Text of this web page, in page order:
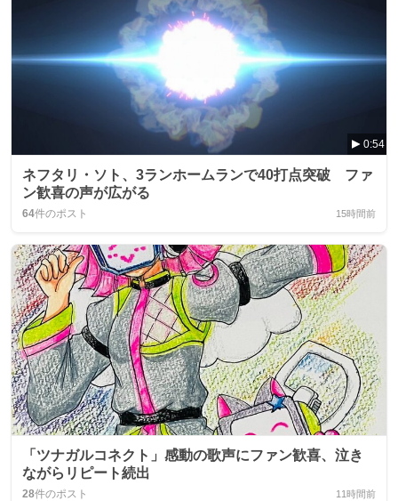
0:54
ネフタリ・ソト、3ランホームランで40打点突破 ファ
ン歓喜の声が広がる
64件のポスト 15時間前
「ツナガルコネクト」感動の歌声にファン歓喜、泣き
ながらリピート続出
28件のポスト 11時間前